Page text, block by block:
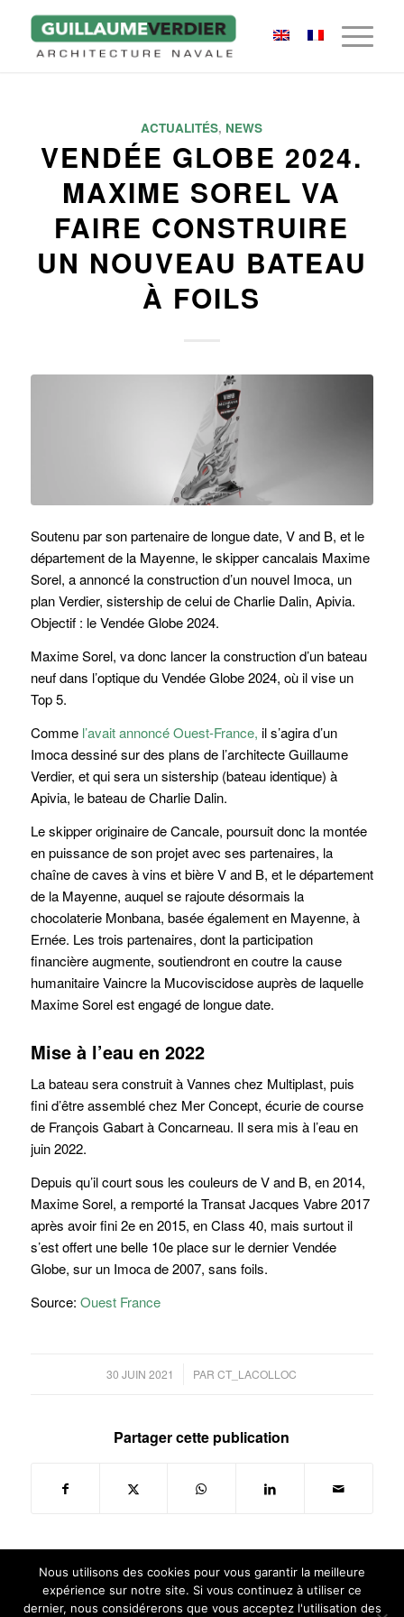
ACTUALITÉS, NEWS
VENDÉE GLOBE 2024.
MAXIME SOREL VA
FAIRE CONSTRUIRE
UN NOUVEAU BATEAU
À FOILS
Soutenu par son partenaire de longue date, V and B, et le
département de la Mayenne, le skipper cancalais Maxime
Sorel, a annoncé la construction d’un nouvel Imoca, un
plan Verdier, sistership de celui de Charlie Dalin, Apivia.
Objectif : le Vendée Globe 2024.
Maxime Sorel, va donc lancer la construction d’un bateau
neuf dans l’optique du Vendée Globe 2024, où il vise un
Top 5.
Commel’avait annoncé Ouest-France, il s’agira d’un
Imoca dessiné sur des plans de l’architecte Guillaume
Verdier, et qui sera un sistership (bateau identique) à
Apivia, le bateau de Charlie Dalin.
Le skipper originaire de Cancale, poursuit donc la montée
en puissance de son projet avec ses partenaires, la
chaîne de caves à vins et bière V and B, et le département
de la Mayenne, auquel se rajoute désormais la
chocolaterie Monbana, basée également en Mayenne, à
Ernée. Les trois partenaires, dont la participation
financière augmente, soutiendront en coutre la cause
humanitaire Vaincre la Mucoviscidose auprès de laquelle
Maxime Sorel est engagé de longue date.
Mise à l’eau en 2022
La bateau sera construit à Vannes chez Multiplast, puis
fini d’être assemblé chez Mer Concept, écurie de course
de François Gabart à Concarneau. Il sera mis à l’eau en
juin 2022.
Depuis qu’il court sous les couleurs de V and B, en 2014,
Maxime Sorel, a remporté la Transat Jacques Vabre 2017
après avoir fini 2e en 2015, en Class 40, mais surtout il
s’est offert une belle 10e place sur le dernier Vendée
Globe, sur un Imoca de 2007, sans foils.
Source: Ouest France
30 JUIN 2021
/ PARCT_LACOLLOC
Partager cette publication
Nous utilisons des cookies pour vous garantir la meilleure
expérience sur notre site. Si vous continuez à utiliser ce
dernier, nous considérerons que vous acceptez l'utilisation des